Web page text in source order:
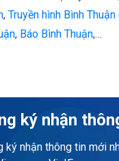
, Truyền hình Bình Thuận
, Báo Bình Thuận,…
ký nhận
ký nhận thông tin mới